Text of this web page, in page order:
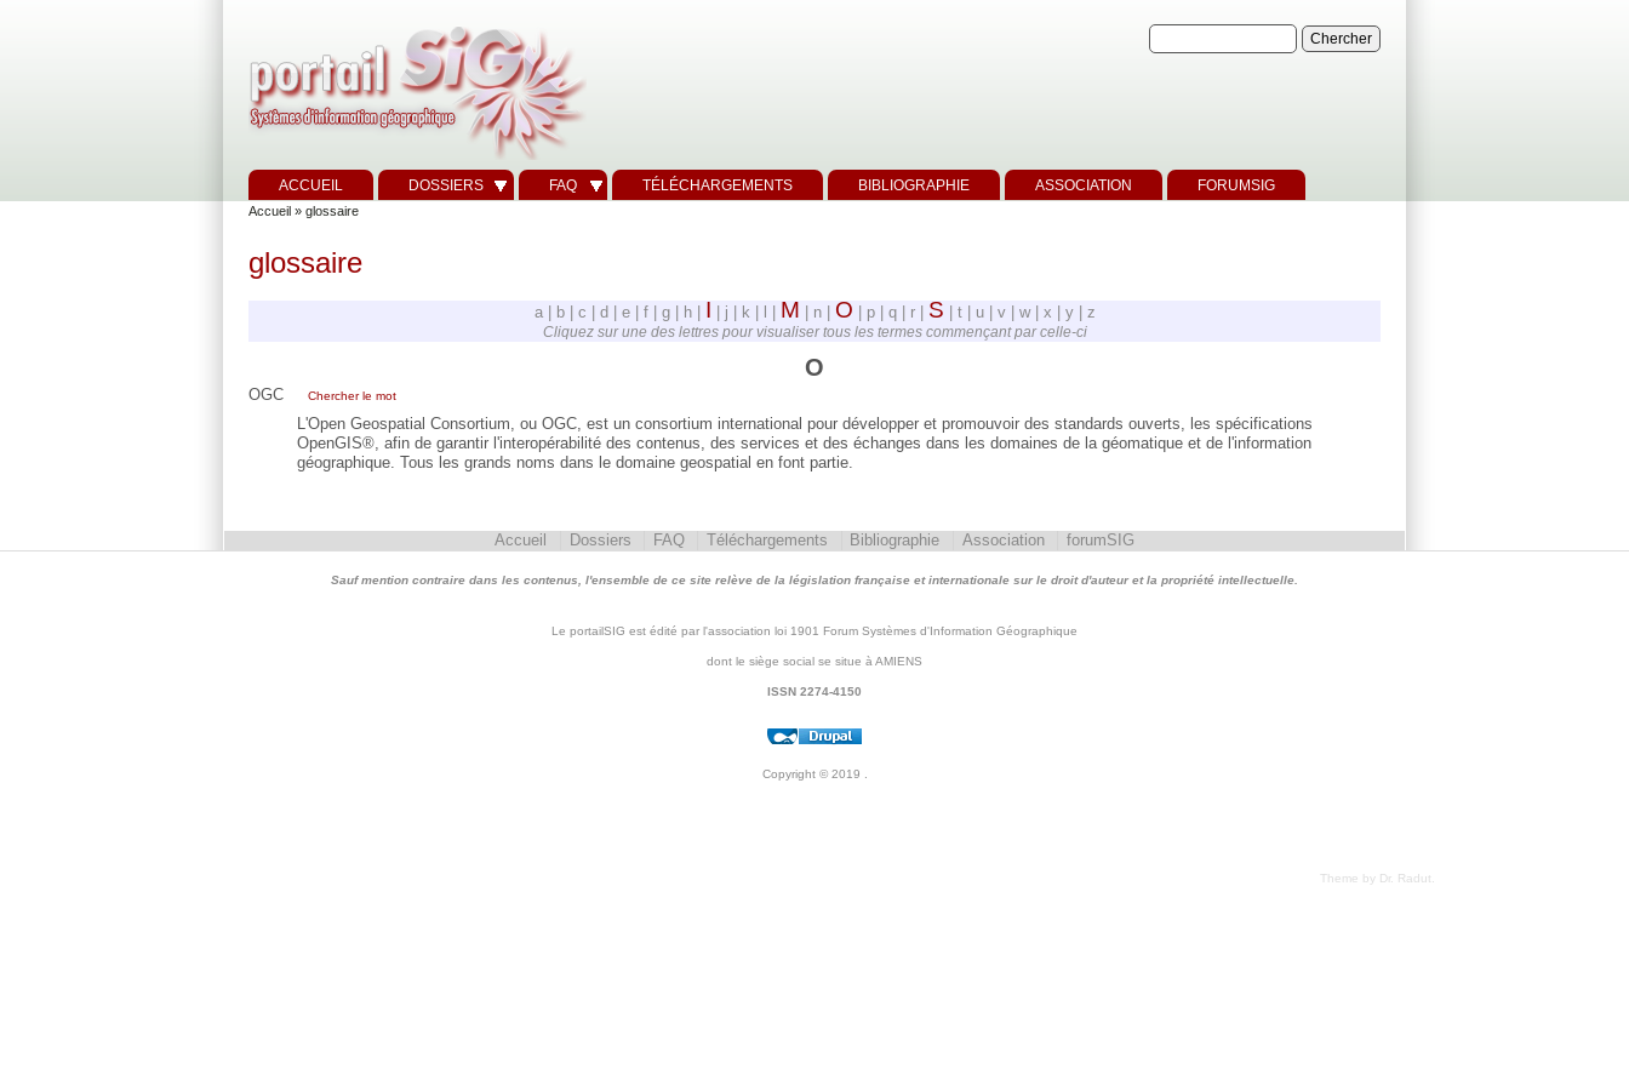
ACCUEIL DOSSIERS FAQ TÉLÉCHARGEMENTS BIBLIOGRAPHIE ASSOCIATION FORUMSIG
Accueil » glossaire
glossaire
a | b | c | d | e | f | g | h | I | j | k | l | M | n | O | p | q | r | S | t | u | v | w | x | y | z
Cliquez sur une des lettres pour visualiser tous les termes commençant par celle-ci
O
OGC Chercher le mot
L'Open Geospatial Consortium, ou OGC, est un consortium international pour développer et promouvoir des standards ouverts, les spécifications
OpenGIS®, afin de garantir l'interopérabilité des contenus, des services et des échanges dans les domaines de la géomatique et de l'information
géographique. Tous les grands noms dans le domaine geospatial en font partie.
Accueil Dossiers FAQ Téléchargements Bibliographie Association forumSIG
Sauf mention contraire dans les contenus, l'ensemble de ce site relève de la législation française et internationale sur le droit d'auteur et la propriété intellectuelle.
Le portailSIG est édité par l'association loi 1901 Forum Systèmes d'Information Géographique
dont le siège social se situe à AMIENS
ISSN 2274-4150
Copyright © 2019
Theme by Dr. Radut